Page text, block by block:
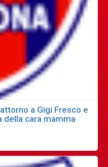
a Gigi Fresco e
della cara mamma